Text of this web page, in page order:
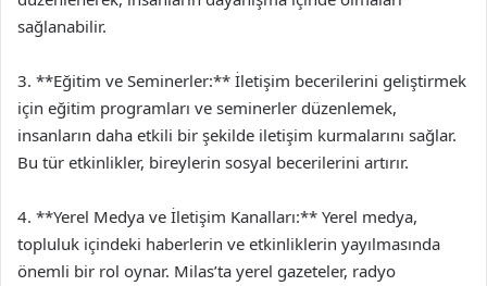
sağlanabilir.
3. **Eğitim ve Seminerler:** İletişim becerilerini geliştirmek
için eğitim programları ve seminerler düzenlemek,
insanların daha etkili bir şekilde iletişim kurmalarını sağlar.
Bu tür etkinlikler, bireylerin sosyal becerilerini artırır.
4. **Yerel Medya ve İletişim Kanalları:** Yerel medya,
topluluk içindeki haberlerin ve etkinliklerin yayılmasında
önemli bir rol oynar. Milas’ta yerel gazeteler, radyo